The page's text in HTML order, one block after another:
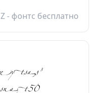
Z - фонтс бесплатно